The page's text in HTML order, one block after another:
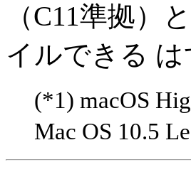
（C11準拠）
イルできる は
(*1) macOS
Mac OS 10.5